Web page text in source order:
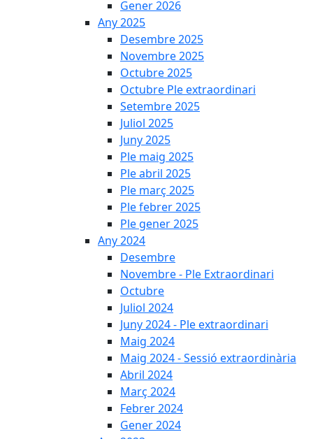
Gener 2026
Any 2025
Desembre 2025
Novembre 2025
Octubre 2025
Octubre Ple extraordinari
Setembre 2025
Juliol 2025
Juny 2025
Ple maig 2025
Ple abril 2025
Ple març 2025
Ple febrer 2025
Ple gener 2025
Any 2024
Desembre
Novembre - Ple Extraordinari
Octubre
Juliol 2024
Juny 2024 - Ple extraordinari
Maig 2024
Maig 2024 - Sessió extraordinària
Abril 2024
Març 2024
Febrer 2024
Gener 2024